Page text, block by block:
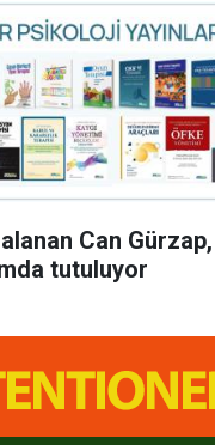
Can Gürzap,
tutuluyor